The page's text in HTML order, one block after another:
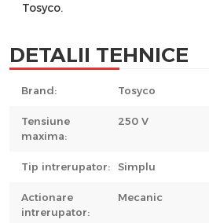
Tosyco.
DETALII TEHNICE
Brand: Tosyco
Tensiune
maxima:
250 V
Tip intrerupator: Simplu
Actionare
intrerupator:
Mecanic